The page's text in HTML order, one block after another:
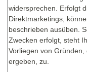
widersprechen. Erfolgt
Direktmarketings,
beschrieben ausüben.
Zwecken erfolgt, steht
Vorliegen von
ergeben, zu.